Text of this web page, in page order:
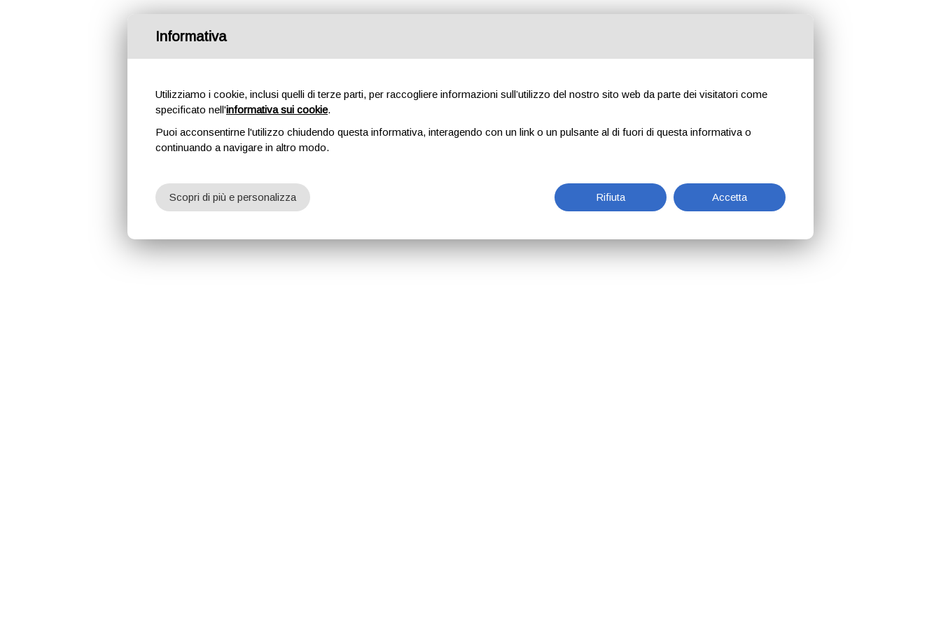
Informativa
Utilizziamo i cookie, inclusi quelli di terze parti, per raccogliere informazioni sull’utilizzo del nostro sito web da parte dei visitatori come
specificato nell'informativa sui cookie.
Puoi acconsentirne l'utilizzo chiudendo questa informativa, interagendo con un link o un pulsante al di fuori di questa informativa o
continuando a navigare in altro modo.
Rifiuta Accetta
Scopri di più e personalizza